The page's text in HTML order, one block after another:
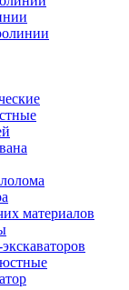
материалов